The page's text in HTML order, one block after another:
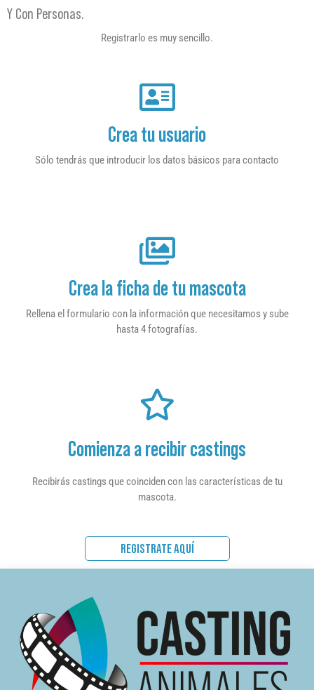
Y Con Personas.
Registrarlo es muy sencillo.
Crea tu usuario
Sólo tendrás que introducir los datos básicos para contacto
Crea la ficha de tu mascota
Rellena el formulario con la información que necesitamos y sube
hasta 4 fotografías.
Comienza a recibir castings
Recibirás castings que coinciden con las características de tu
mascota.
REGISTRATE AQUÍ